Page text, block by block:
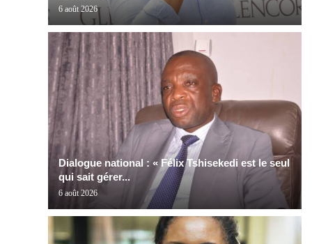
6 août 2026
Dialogue national : « Félix Tshisekedi est le seul
qui sait gérer...
6 août 2026